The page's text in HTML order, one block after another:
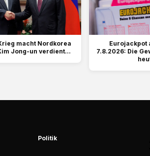
macht Nordkorea
Jong-un verdient...
Eurojackpot
7.8.2026: Die
Politik